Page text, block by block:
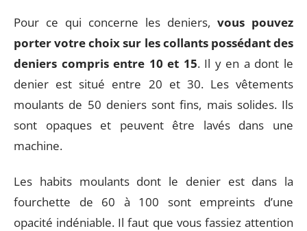
Pour ce qui concerne les deniers, vous pouvez
porter votre choix sur les collants possédant des
deniers compris entre 10 et 15. Il y en a dont le
denier est situé entre 20 et 30. Les vêtements
moulants de 50 deniers sont fins, mais solides. Ils
sont opaques et peuvent être lavés dans une
machine.
Les habits moulants dont le denier est dans la
fourchette de 60 à 100 sont empreints d’une
opacité indéniable. Il faut que vous fassiez attention